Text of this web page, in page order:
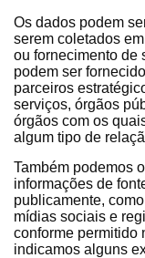
Os dados podem
serem coletados
ou fornecimento de
podem ser
parceiros
serviços, órgãos
órgãos com os
algum tipo de
Também podemos
informações de
publicamente,
mídias sociais e
conforme permitido
indicamos alguns